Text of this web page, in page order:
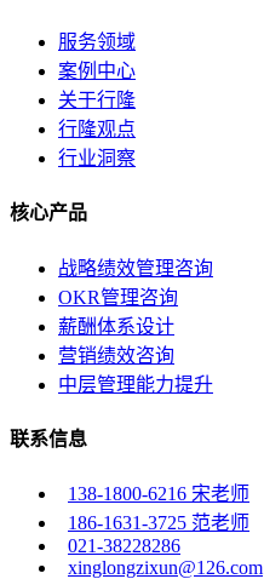
服务领域
案例中心
关于行隆
行隆观点
行业洞察
核心产品
战略绩效管理咨询
OKR管理咨询
薪酬体系设计
营销绩效咨询
中层管理能力提升
联系信息
138-1800-6216 宋老师
186-1631-3725 范老师
021-38228286
xinglongzixun@126.com